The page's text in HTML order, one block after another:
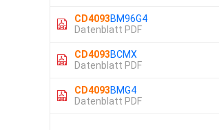
CD4093BM96G4
Datenblatt PDF
CD4093BCMX
Datenblatt PDF
CD4093BMG4
Datenblatt PDF